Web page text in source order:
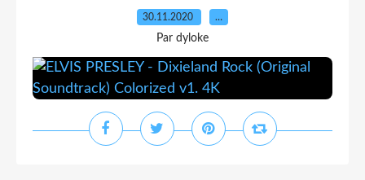
30.11.2020 …
Par dyloke